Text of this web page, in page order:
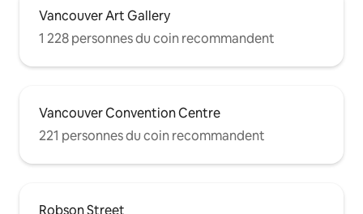
Vancouver Art Gallery
1 228 personnes du coin recommandent
Vancouver Convention Centre
221 personnes du coin recommandent
Robson Street